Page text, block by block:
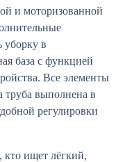
и моторизованной
уборку в
база с функцией
Все элементы
труба выполнена в
регулировки
кто ищет лёгкий,